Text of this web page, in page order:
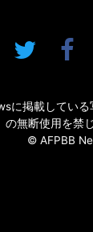
に掲載してい
の無断使用を禁
© AFPBB